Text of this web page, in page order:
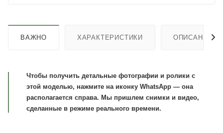
ВАЖНО ХАРАКТЕРИСТИКИ ОПИСАНИЕ
Чтобы получить детальные фотографии и ролики с
этой моделью, нажмите на иконку WhatsApp — она
располагается справа. Мы пришлем снимки и видео,
сделанные в режиме реального времени.